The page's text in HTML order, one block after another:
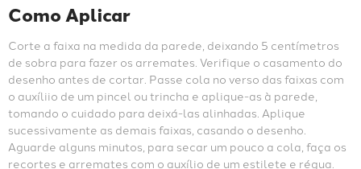
Como Aplicar
Corte a faixa na medida da parede, deixando 5 centímetros
de sobra para fazer os arremates. Verifique o casamento do
desenho antes de cortar. Passe cola no verso das faixas com
o auxíliio de um pincel ou trincha e aplique-as à parede,
tomando o cuidado para deixá-las alinhadas. Aplique
sucessivamente as demais faixas, casando o desenho.
Aguarde alguns minutos, para secar um pouco a cola, faça os
recortes e arremates com o auxílio de um estilete e régua.